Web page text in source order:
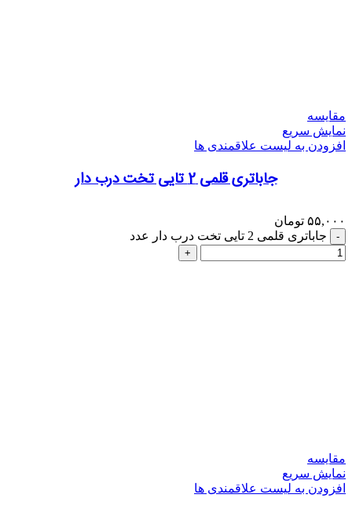
مقایسه
نمایش سریع
افزودن به لیست علاقمندی ها
جاباتری قلمی 2 تایی تخت درب دار
۵۵,۰۰۰ تومان
جاباتری قلمی 2 تایی تخت درب دار عدد
مقایسه
نمایش سریع
افزودن به لیست علاقمندی ها